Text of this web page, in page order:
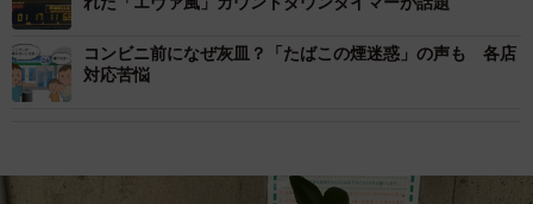
コンビニ前になぜ灰皿？「たばこの煙迷惑」の声も 各店
対応苦悩